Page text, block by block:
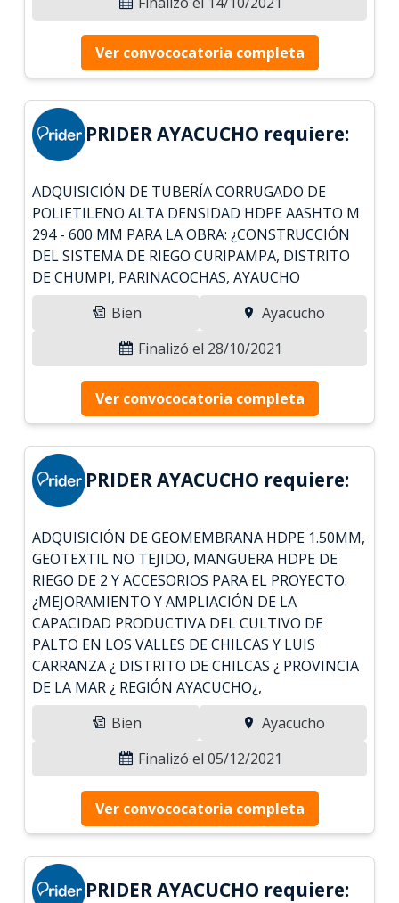
Ver convococatoria completa
PRIDER AYACUCHO requiere:
ADQUISICIÓN DE TUBERÍA CORRUGADO DE
POLIETILENO ALTA DENSIDAD HDPE AASHTO M
294 - 600 MM PARA LA OBRA: ¿CONSTRUCCIÓN
DEL SISTEMA DE RIEGO CURIPAMPA, DISTRITO
DE CHUMPI, PARINACOCHAS, AYAUCHO
Bien
Ayacucho
Finalizó el 28/10/2021
Ver convococatoria completa
PRIDER AYACUCHO requiere:
ADQUISICIÓN DE GEOMEMBRANA HDPE 1.50MM,
GEOTEXTIL NO TEJIDO, MANGUERA HDPE DE
RIEGO DE 2 Y ACCESORIOS PARA EL PROYECTO:
¿MEJORAMIENTO Y AMPLIACIÓN DE LA
CAPACIDAD PRODUCTIVA DEL CULTIVO DE
PALTO EN LOS VALLES DE CHILCAS Y LUIS
CARRANZA ¿ DISTRITO DE CHILCAS ¿ PROVINCIA
DE LA MAR ¿ REGIÓN AYACUCHO¿,
Bien
Ayacucho
Finalizó el 05/12/2021
Ver convococatoria completa
PRIDER AYACUCHO requiere: